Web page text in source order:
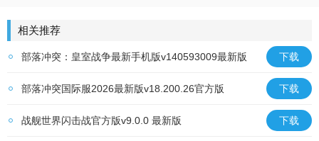
相关推荐
部落冲突：皇室战争最新手机版v140593009最新版 下载
部落冲突国际服2026最新版v18.200.26官方版 下载
战舰世界闪击战官方版v9.0.0 最新版 下载